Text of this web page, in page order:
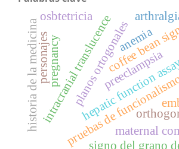
pruebas depreeclampsia
hepatic function
maternal
planos ortogonales
signo del grano
intracranial translucencecoffee bean
pregnancy
historia de la medicinapersonajes
osbtetricia
anemia